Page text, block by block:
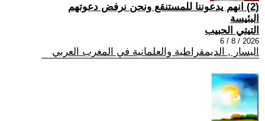
(2) انهم يدعوننا للمستنقع ونحن نرفض دعوتهم
البئيسة
التيتي الحبيب
2026 / 8 / 6
اليسار , الديمقراطية والعلمانية في المغرب العربي